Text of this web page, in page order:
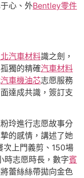
心、外Bentley零件
汽車材料識之劍，
獨的精確汽車材料
汽車機油芯志愿服務
達成共識，簽訂支
玲進行志愿故事分
的感情，講述了她
次上門義剪、150場
時志愿時長，數字賓
蕾絲絲帶拋向金色